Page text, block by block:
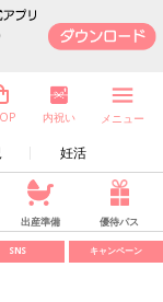
妊活
内祝い メニュー
出産準備 優待パス
SNS キャンペーン